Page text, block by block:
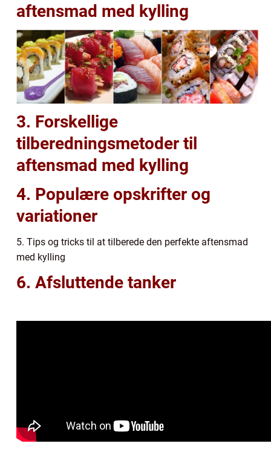
aftensmad med kylling
3. Forskellige
tilberedningsmetoder til
aftensmad med kylling
4. Populære opskrifter og
variationer
5. Tips og tricks til at tilberede den perfekte aftensmad
med kylling
6. Afsluttende tanker